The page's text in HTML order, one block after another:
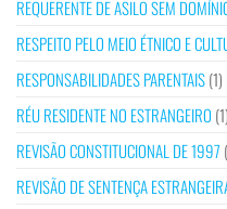
REQUERENTE DE ASILO SEM
RESPEITO PELO MEIO ÉTNICO E
RESPONSABILIDADES PARENTAIS(1)
RÉU RESIDENTE NO ESTRANGEIRO (1)
REVISÃO CONSTITUCIONAL DE 1997
REVISÃO DE SENTENÇA